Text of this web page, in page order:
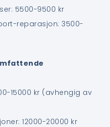
5500-9500 kr
reparasjon: 3500-
15000 kr (avhengig av
12000-20000 kr